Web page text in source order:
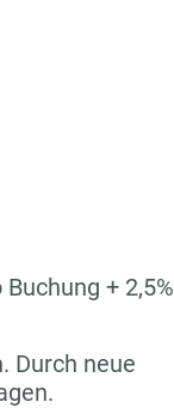
+ 2,5%
Durch neue